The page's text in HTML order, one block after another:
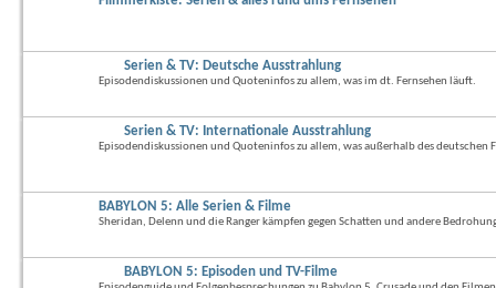
Serien & TV: Deutsche Ausstrahlung
Episodendiskussionen und Quoteninfos zu allem, was im dt. Fernsehen läuft.
Serien & TV: Internationale Ausstrahlung
Episodendiskussionen und Quoteninfos zu allem, was außerhalb des deutschen
BABYLON 5: Alle Serien & Filme
Sheridan, Delenn und die Ranger kämpfen gegen Schatten und andere
BABYLON 5: Episoden und TV-Filme